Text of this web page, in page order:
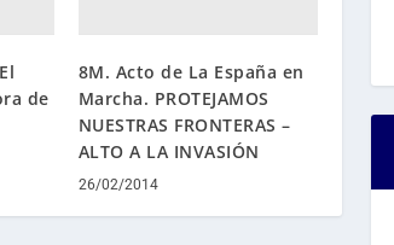
de
8M. Acto de La España en
Marcha. PROTEJAMOS
NUESTRAS FRONTERAS –
ALTO A LA INVASIÓN
26/02/2014